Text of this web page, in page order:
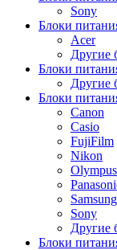
Sony
Блоки
Acer
Другие
Блоки
Другие
Блоки
Canon
Casio
FujiFilm
Nikon
Olympus
Samsung
Sony
Другие
Блоки